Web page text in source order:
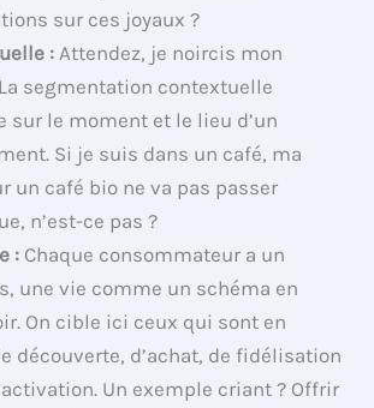
sur ces joyaux ?
: Attendez, je noircis mon
segmentation contextuelle
sur le moment et le lieu d’un
Si je suis dans un café, ma
un café bio ne va pas passer
n’est-ce pas ?
: Chaque consommateur a un
une vie comme un schéma en
On cible ici ceux qui sont en
découverte, d’achat, de fidélisation
Un exemple criant ? Offrir